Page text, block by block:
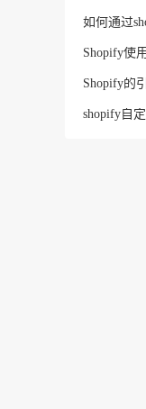
如何通过
Shopify使
Shopify的
shopify自